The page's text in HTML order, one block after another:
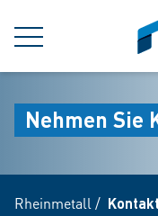
MENÜ
Nehmen Sie
Rheinmetall / Kontakt